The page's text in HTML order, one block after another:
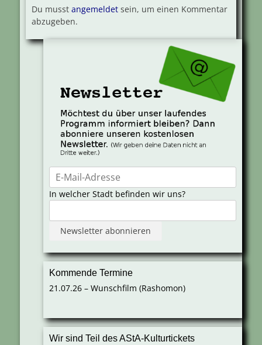
Du musst angemeldet sein, um einen Kommentar
abzugeben.
In welcher Stadt befinden wir uns?
Kommende Termine
21.07.26 – Wunschfilm (Rashomon)
Wir sind Teil des AStA-Kulturtickets